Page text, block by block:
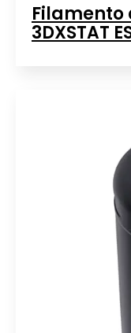
Filamento
3DXSTAT